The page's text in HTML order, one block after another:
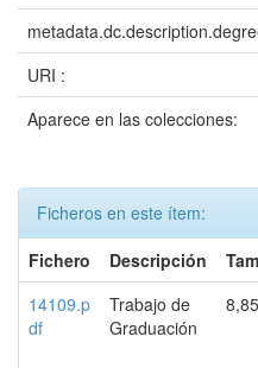
URI :
Aparece en las colecciones:
Ficheros en este ítem:
Fichero
Descripción
14109.p
df
Trabajo de
Graduación